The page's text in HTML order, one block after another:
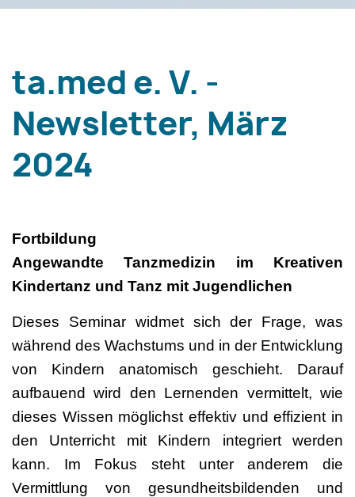
ta.med e. V. -
Newsletter, März
2024
Fortbildung
Angewandte Tanzmedizin im Kreativen
Kindertanz und Tanz mit Jugendlichen
Dieses Seminar widmet sich der Frage, was
während des Wachstums und in der Entwicklung
von Kindern anatomisch geschieht. Darauf
aufbauend wird den Lernenden vermittelt, wie
dieses Wissen möglichst effektiv und effizient in
den Unterricht mit Kindern integriert werden
kann. Im Fokus steht unter anderem die
Vermittlung von gesundheitsbildenden und